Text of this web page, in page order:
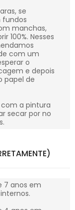
se
fundos
manchas,
100%. Nesses
com um
o
e depois
papel de
com a pintura
secar por no
7 anos em